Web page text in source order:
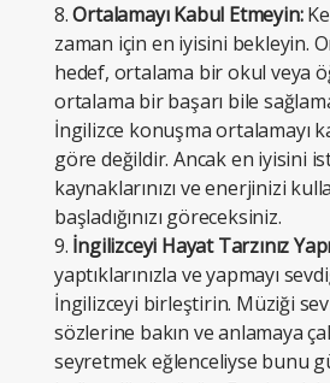
8.Ortalamayı Kabul Etmeyin:
zaman için en iyisini bekleyin.
hedef, ortalama bir okul veya
ortalama bir başarı bile
İngilizce konuşma ortalamayı
göre değildir. Ancak en iyisini
kaynaklarınızı ve enerjinizi
başladığınızı göreceksiniz.
9. İngilizceyi Hayat Tarzınız
yaptıklarınızla ve yapmayı
İngilizceyi birleştirin. Müziği
sözlerine bakın ve anlamaya
seyretmek eğlenceliyse bunu